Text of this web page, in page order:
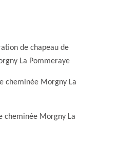
de chapeau de
La Pommeraye
cheminée Morgny La
cheminée Morgny La